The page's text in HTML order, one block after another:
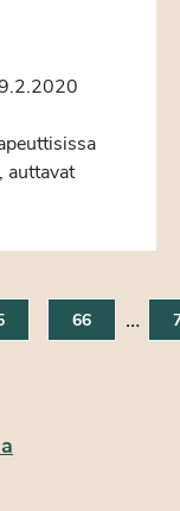
auttavat
66 …